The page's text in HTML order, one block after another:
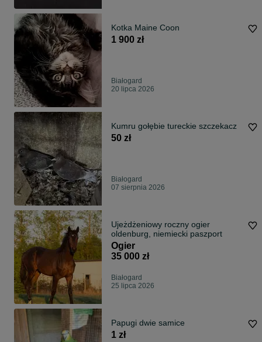
Kotka Maine Coon
1 900 zł
Białogard
20 lipca 2026
Kumru gołębie tureckie szczekacz
50 zł
Białogard
07 sierpnia 2026
Ujeżdżeniowy roczny ogier
oldenburg, niemiecki paszport
Ogier
35 000 zł
Białogard
25 lipca 2026
Papugi dwie samice
1 zł